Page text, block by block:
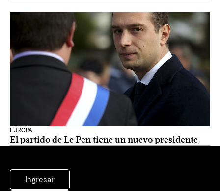
EUROPA
El partido de Le Pen tiene un nuevo presidente
Ingresar